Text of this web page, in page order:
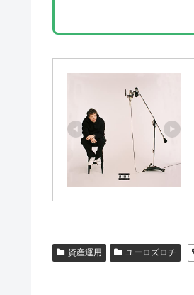
資産運用 ユーロズロチ